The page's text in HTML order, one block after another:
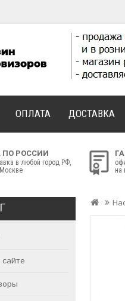
ОПЛАТА ДОСТАВКА
ПО РОССИИ
в любой город РФ,
на